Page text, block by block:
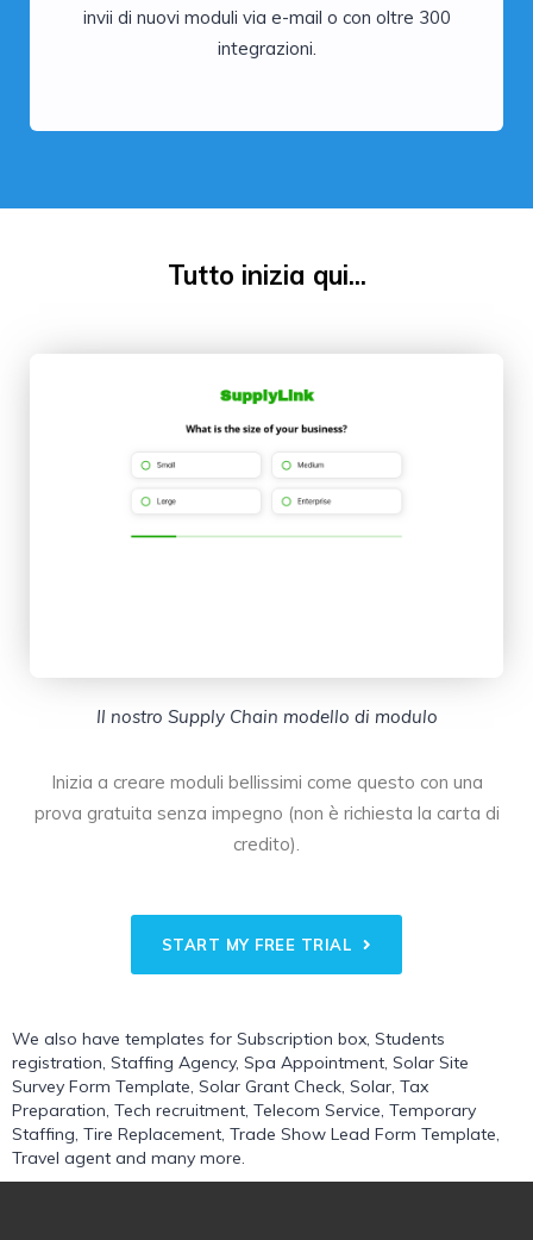
invii di nuovi moduli via e-mail o con oltre 300
integrazioni.
Tutto inizia qui...
Il nostro Supply Chain modello di modulo
Inizia a creare moduli bellissimi come questo con una
prova gratuita senza impegno (non è richiesta la carta di
credito).
START MY FREE TRIAL
We also have templates for Subscription box, Students
registration, Staffing Agency, Spa Appointment, Solar Site
Survey Form Template, Solar Grant Check, Solar, Tax
Preparation, Tech recruitment, Telecom Service, Temporary
Staffing, Tire Replacement, Trade Show Lead Form Template,
Travel agent and many more.